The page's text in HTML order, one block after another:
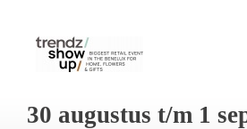
30 augustus t/m 1